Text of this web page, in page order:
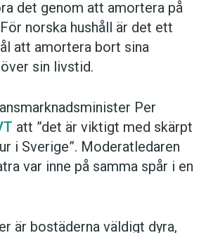
det genom att amortera på
norska hushåll är det ett
att amortera bort sina
sin livstid.
Per
att ”det är viktigt med skärpt
i Sverige”. Moderatledaren
var inne på samma spår i en
är bostäderna väldigt dyra,